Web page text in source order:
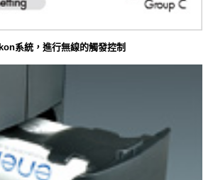
系統，進行無線的觸發控制